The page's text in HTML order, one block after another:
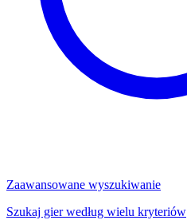
Zaawansowane wyszukiwanie
Szukaj gier według wielu kryteriów